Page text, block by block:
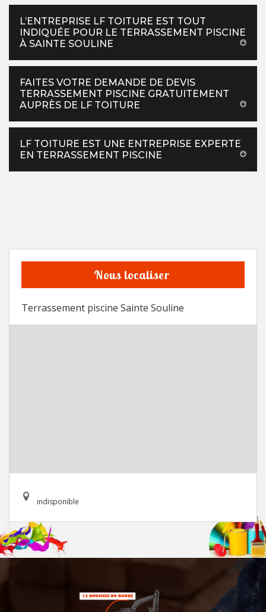
L’ENTREPRISE LF TOITURE EST TOUT
INDIQUÉE POUR LE TERRASSEMENT PISCINE
À SAINTE SOULINE
FAITES VOTRE DEMANDE DE DEVIS
TERRASSEMENT PISCINE GRATUITEMENT
AUPRÈS DE LF TOITURE
LF TOITURE EST UNE ENTREPRISE EXPERTE
EN TERRASSEMENT PISCINE
Nous localiser
Terrassement piscine Sainte Souline
indisponible